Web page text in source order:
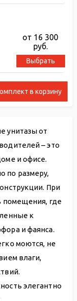
в корзину
от 16 300
руб.
Выбрать
унитазы от
– это
и офисе.
по размеру,
При
помещения, где
к
и фаянса.
моются, не
влаги,
элегантно